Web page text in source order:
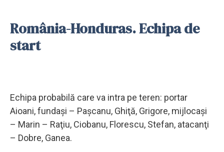
România-Honduras. Echipa de
start
Echipa probabilă care va intra pe teren: portar
Aioani, fundaşi – Paşcanu, Ghiţă, Grigore, mijlocaşi
– Marin – Raţiu, Ciobanu, Florescu, Stefan, atacanţi
– Dobre, Ganea.